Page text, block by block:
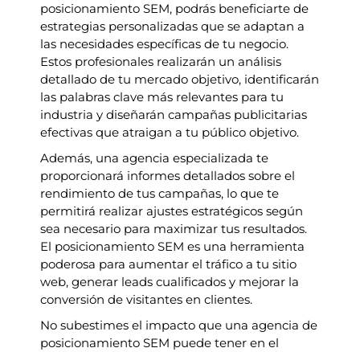
posicionamiento SEM, podrás beneficiarte de
estrategias personalizadas que se adaptan a
las necesidades específicas de tu negocio.
Estos profesionales realizarán un análisis
detallado de tu mercado objetivo, identificarán
las palabras clave más relevantes para tu
industria y diseñarán campañas publicitarias
efectivas que atraigan a tu público objetivo.
Además, una agencia especializada te
proporcionará informes detallados sobre el
rendimiento de tus campañas, lo que te
permitirá realizar ajustes estratégicos según
sea necesario para maximizar tus resultados.
El posicionamiento SEM es una herramienta
poderosa para aumentar el tráfico a tu sitio
web, generar leads cualificados y mejorar la
conversión de visitantes en clientes.
No subestimes el impacto que una agencia de
posicionamiento SEM puede tener en el